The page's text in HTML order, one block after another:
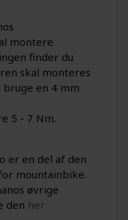
montere
finder du
skal monteres
en 4 mm
5 - 7 Nm.
er en del af den
mountainbike.
øvrige
den her